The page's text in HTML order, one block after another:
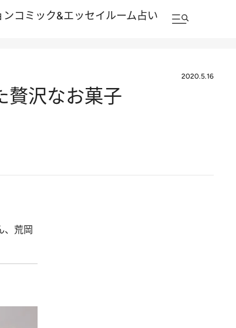
ンコミック&エッセイルーム占い
2020.5.16
贅沢なお菓子
、荒岡